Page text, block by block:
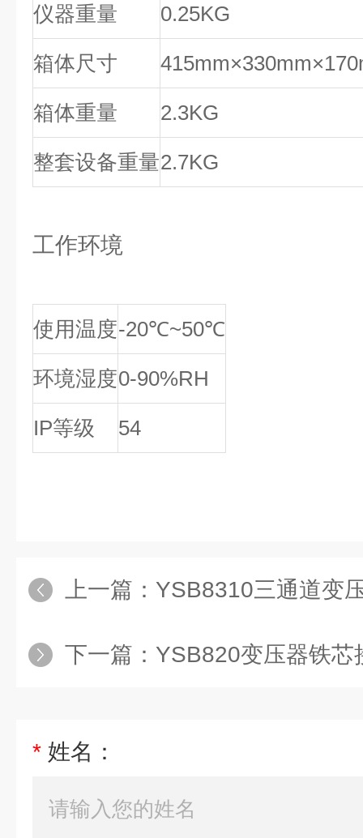
仪器重量 0.25KG
箱体尺寸
箱体重量 2.3KG
整套设备重量2.7KG
工作环境
使用温度-20℃~50℃
环境湿度0-90%RH
IP等级 54
上一篇： YSB8310三通道变
下一篇： YSB820变压器铁芯
* 姓名：